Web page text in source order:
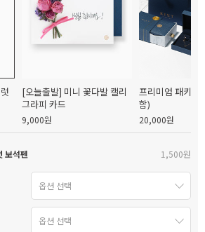
[오늘출발] 미니 꽃다발 캘리
그라피 카드
9,000원
프리미엄 패키지
함)
20,000원
보석펜 1,500원